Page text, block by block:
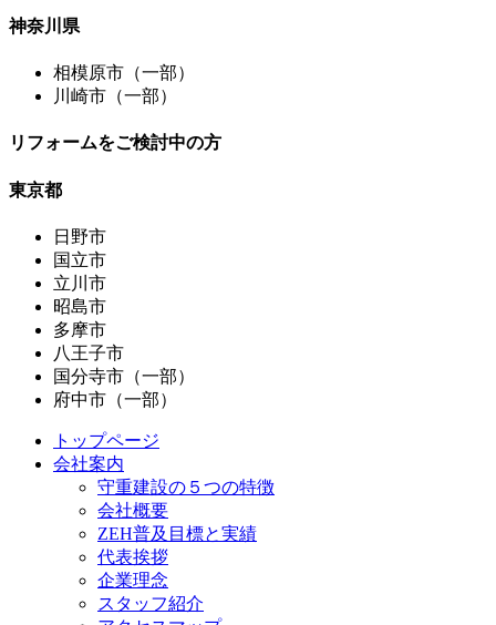
神奈川県
相模原市（一部）
川崎市（一部）
リフォームをご検討中の方
東京都
日野市
国立市
立川市
昭島市
多摩市
八王子市
国分寺市（一部）
府中市（一部）
トップページ
会社案内
守重建設の５つの特徴
会社概要
ZEH普及目標と実績
代表挨拶
企業理念
スタッフ紹介